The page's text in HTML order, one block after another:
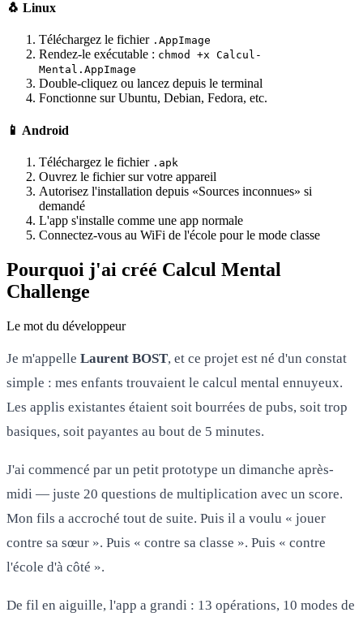
🐧 Linux
Téléchargez le fichier .AppImage
Rendez-le exécutable : chmod +x Calcul-
Mental.AppImage
Double-cliquez ou lancez depuis le terminal
Fonctionne sur Ubuntu, Debian, Fedora, etc.
📱 Android
Téléchargez le fichier .apk
Ouvrez le fichier sur votre appareil
Autorisez l'installation depuis «Sources inconnues» si
demandé
L'app s'installe comme une app normale
Connectez-vous au WiFi de l'école pour le mode classe
Pourquoi j'ai créé Calcul Mental
Challenge
Le mot du développeur
Je m'appelle Laurent BOST, et ce projet est né d'un constat
simple : mes enfants trouvaient le calcul mental ennuyeux.
Les applis existantes étaient soit bourrées de pubs, soit trop
basiques, soit payantes au bout de 5 minutes.
J'ai commencé par un petit prototype un dimanche après-
midi — juste 20 questions de multiplication avec un score.
Mon fils a accroché tout de suite. Puis il a voulu « jouer
contre sa sœur ». Puis « contre sa classe ». Puis « contre
l'école d'à côté ».
De fil en aiguille, l'app a grandi : 13 opérations, 10 modes de